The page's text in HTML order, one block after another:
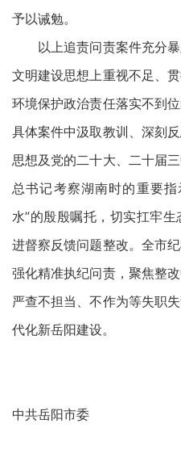
予以诫勉。
以上追责问责案件充分暴
文明建设思想上重视不足、
环境保护政治责任落实不到
具体案件中汲取教训、深刻
思想及党的二十大、二十届
总书记考察湖南时的重要
水”的殷殷嘱托，切实扛牢
进督察反馈问题整改。全市
强化精准执纪问责，聚焦整
严查不担当、不作为等失职
代化新岳阳建设。
中共岳阳市委